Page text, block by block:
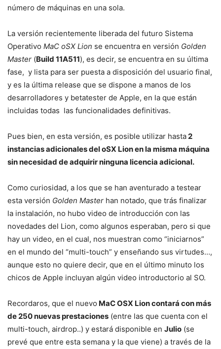
número de máquinas en una sola.
La versión recientemente liberada del futuro Sistema
Operativo MaC oSX Lion se encuentra en versión Golden
Master (Build 11A511), es decir, se encuentra en su última
fase, y lista para ser puesta a disposición del usuario final,
y es la última release que se dispone a manos de los
desarrolladores y betatester de Apple, en la que están
incluidas todas las funcionalidades definitivas.
Pues bien, en esta versión, es posible utilizar hasta 2
instancias adicionales del oSX Lion en la misma máquina
sin necesidad de adquirir ninguna licencia adicional.
Como curiosidad, a los que se han aventurado a testear
esta versión Golden Master han notado, que trás finalizar
la instalación, no hubo video de introducción con las
novedades del Lion, como algunos esperaban, pero si que
hay un video, en el cual, nos muestran como “iniciarnos”
en el mundo del “multi-touch” y enseñando sus virtudes…,
aunque esto no quiere decir, que en el último minuto los
chicos de Apple incluyan algún video introductorio al SO.
Recordaros, que el nuevo MaC OSX Lion contará con más
de 250 nuevas prestaciones (entre las que cuenta con el
multi-touch, airdrop..) y estará disponible en Julio (se
prevé que entre esta semana y la que viene) a través de la